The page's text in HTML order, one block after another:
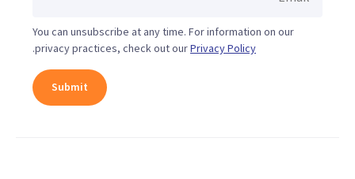
You can unsubscribe at any time. For information on our
privacy practices, check out ourPrivacy Policy
.